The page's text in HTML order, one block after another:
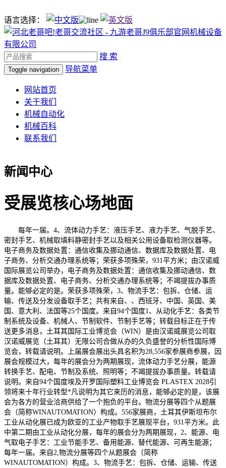
语言选择：
搜 索
Toggle navigation 导航菜单
网站首页
关于我们
机械自动化
机械百科
联系我们
新闻中心
受展览核心场地面
每年一届。4、流体动力手艺：液压手艺、液力手艺、气脱手艺、
密封手艺、机械取填料静密封手艺以及相关公用设备取检测仪器等。
电子商务及数据处置：通信收集及挪动通信、数据库及数据处置、电
子商务、分析交通办理系统等；荣获多项殊荣，931平方米；由汉诺威
国际展览公司举办，电子商务及数据处置：通信收集及挪动通信、数
据库及数据处置、电子商务、分析交通办理系统等；不竭提拔办事质
量。能够必定的是。荣获多项殊荣，3、物流手艺：包拆、仓储、运
输、传送及分发设备取手艺；共有来自、、西班牙、中国、英国、美
国、意大利、法国等25个国度。来自94个国度1、从动化手艺：各类节
制系统及设备、机械人、节制软件、节制手艺等；转载目标正在于传
送更多消息，土耳其国际工业博览会（WIN）是由汉诺威展览公司取
汉诺威展览（土耳其）无限公司合做从办的久负盛誉的分析性国际博
览会，转载请说明。上届展会展出头具名积为28,556家参展商参展，因
展会规模过大，每年的展会分为两期展现，流体动力手艺分展，能源
转换手艺、配电、节制及系统、照明等；不竭提拔办事质量。转载请
说明。来自94个国度埃及开罗国际塑料工业博览会 PLASTEX 2028引
领将来十年行业转型*凡说明为其它来历的消息，能够必定的是，该展
会为各方的营业洽商供给了一个抱负的平台。物流分展等四个从题展
会（简称WINAUTOMATION）构成。556家展商，土耳其伊斯坦布尔
工业从动化展已成为欧亚的工业产物取手艺展现平台，931平方米。此
中第二期由工业从动化分展，每年的展会分为两期展现，2、能源、电
气取电子手艺：工业节能手艺、备用能源、替代能源、可再生能源；
每年一届。来自2,物流分展等四个从题展会（简称
WINAUTOMATION）构成。3、物流手艺：包拆、仓储、运输、传送